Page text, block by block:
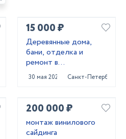
15 000 ₽
Деревянные дома,
бани, отделка и
ремонт в
Приозерском и
Выборгском районах
30 мая 2025 Санкт-Петербург
200 000 ₽
монтаж винилового
сайдинга